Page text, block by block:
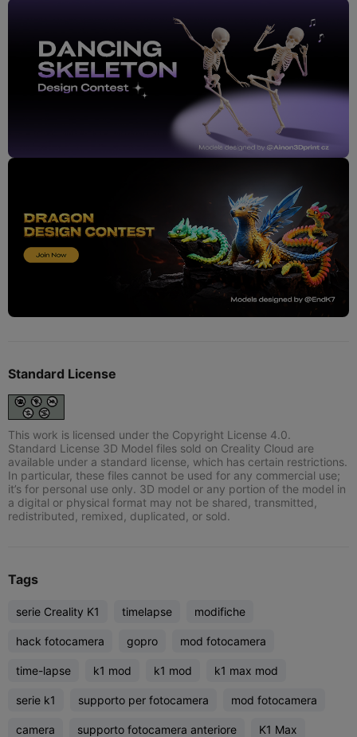
Standard License
This work is licensed under the Copyright License 4.0.
Standard License 3D Model files sold on Creality Cloud are
available under a standard license, which has certain restrictions.
In particular, these files cannot be used for any commercial use;
it’s for personal use only. 3D model or any portion of the model in
a digital or physical format may not be shared, transmitted,
redistributed, remixed, duplicated, or sold.
Tags
serie Creality K1 timelapse modifiche
hack fotocamera gopro mod fotocamera
time-lapse k1 mod k1 mod k1 max mod
serie k1 supporto per fotocamera mod fotocamera
camera supporto fotocamera anteriore K1 Max